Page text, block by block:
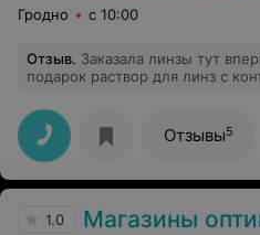
Гродно с 10:00
Отзыв. Заказала линзы тут
подарок раствор для линз с
5, пришли 8), но мне это было
большое! Буду заказывать ещё!
Отзывы5
1.0 Магазины